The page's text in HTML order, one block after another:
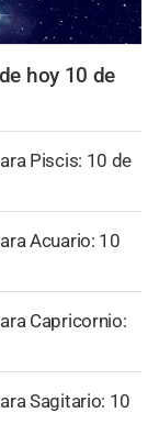
hoy 10 de
Piscis: 10 de
Acuario: 10
Capricornio:
Sagitario: 10